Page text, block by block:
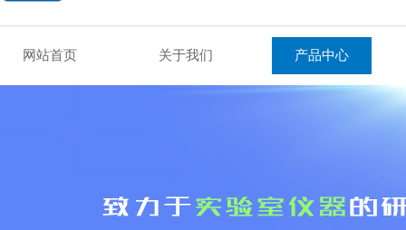
网站首页 关于我们 产品中心